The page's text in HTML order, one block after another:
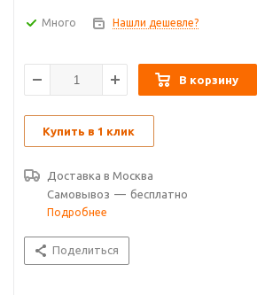
Много Нашли дешевле?
В корзину
Купить в 1 клик
Доставка в Москва
Самовывоз — бесплатно
Подробнее
Поделиться